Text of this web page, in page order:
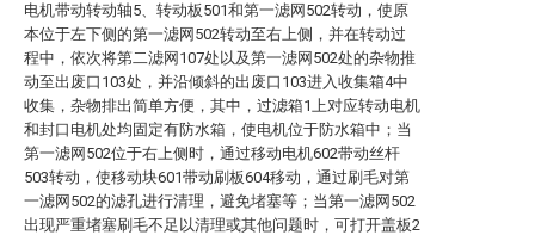
电机带动转动轴5、转动板501和第一滤网502转动，使原
本位于左下侧的第一滤网502转动至右上侧，并在转动过
程中，依次将第二滤网107处以及第一滤网502处的杂物推
动至出废口103处，并沿倾斜的出废口103进入收集箱4中
收集，杂物排出简单方便，其中，过滤箱1上对应转动电机
和封口电机处均固定有防水箱，使电机位于防水箱中；当
第一滤网502位于右上侧时，通过移动电机602带动丝杆
503转动，使移动块601带动刷板604移动，通过刷毛对第
一滤网502的滤孔进行清理，避免堵塞等；当第一滤网502
出现严重堵塞刷毛不足以清理或其他问题时，可打开盖板2